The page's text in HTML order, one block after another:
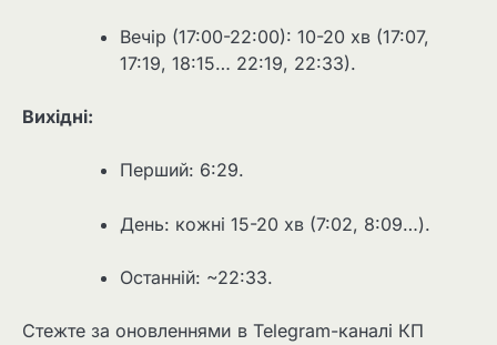
Вечір (17:00-22:00): 10-20 хв (17:07,
17:19, 18:15… 22:19, 22:33).
Вихідні:
Перший: 6:29.
День: кожні 15-20 хв (7:02, 8:09…).
Останній: ~22:33.
Стежте за оновленнями в Telegram-каналі КП